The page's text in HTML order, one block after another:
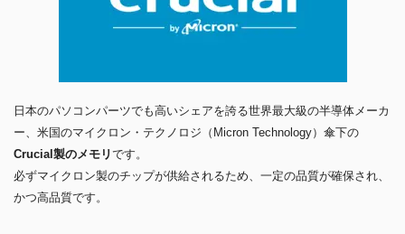
日本のパソコンパーツでも高いシェアを誇る世界最大級の半導体メーカ
ー、米国のマイクロン・テクノロジ（Micron Technology）傘下の
Crucial製のメモリです。
必ずマイクロン製のチップが供給されるため、一定の品質が確保され、
かつ高品質です。